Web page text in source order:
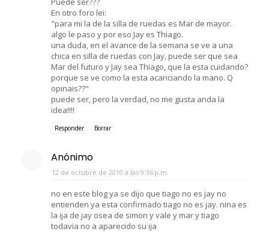
En otro foro lei:
"para mi la de la silla de ruedas es Mar de mayor.
algo le paso y por eso Jay es Thiago.
una duda, en el avance de la semana se ve a una
chica en silla de ruedas con Jay, puede ser que sea
Mar del futuro y Jay sea Thiago, que la esta cuidando?
porque se ve como la esta acariciando la mano. Q
opinais??"
puede ser, pero la verdad, no me gusta anda la
idea!!!!
Responder Borrar
Anónimo
12 de octubre de 2010 a las 9:36 p.m.
no en este blog ya se dijo que tiago no es jay no
entienden ya esta confirmado tiago no es jay. nina es
la ija de jay osea de simon y vale y mar y tiago
todavia no a aparecido su ija